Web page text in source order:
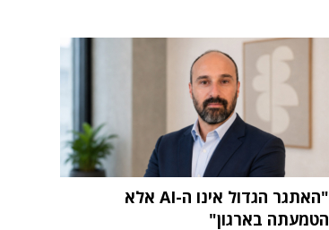
"האתגר הגדול אינו ה-AI אלא
הטמעתה בארגון"